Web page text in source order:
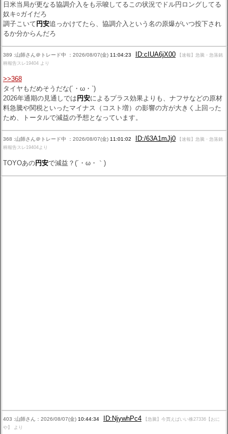
日米当局が更なる協調介入をも示唆してるこの状況でドル円ロングしてる
奴キ○ガイだろ
調子こいて 円安追っかけてたら、協調介入という名の原爆がいつ投下され
るか分からんだろ
389 :山師さん＠トレード中 ：2026/08/07(金) 11:04:23 ID:cIUA6jX00
【速報】急騰・急落銘
柄報告スレ19404 より
>>368
タイヤもだめそうだな(´・ω・`)
2026年通期の見通しでは 円安によるプラス効果よりも、ナフサなどの原材
料急騰や関税といったマイナス（コスト増）の影響の方が大きく上回った
ため、トータルで減益の予想となっています。
368 :山師さん＠トレード中 ：2026/08/07(金) 11:01:02 ID:/63A1mJj0
【速報】急騰・急落銘
柄報告スレ19404より
TOYOあの円安で減益？(´・ω・｀)
403 :山師さん：2026/08/07(金) 10:44:34 ID:NjywhPc4
【急騰】今買えばいい株27336【おに
や】 より